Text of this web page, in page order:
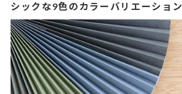
シックな9色のカラーバリエーション